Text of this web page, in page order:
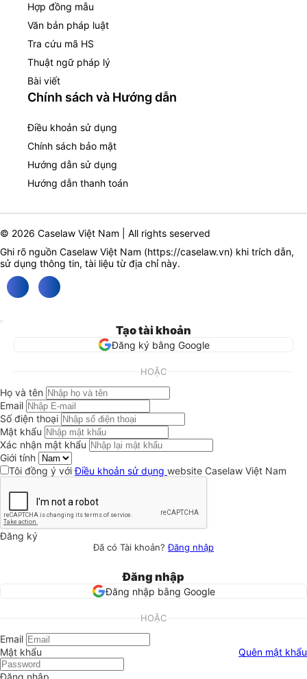
Hợp đồng mẫu
Văn bản pháp luật
Tra cứu mã HS
Thuật ngữ pháp lý
Bài viết
Chính sách và Hướng dẫn
Điều khoản sử dụng
Chính sách bảo mật
Hướng dẫn sử dụng
Hướng dẫn thanh toán
© 2026 Caselaw Việt Nam | All rights seserved
Ghi rõ nguồn Caselaw Việt Nam (https://caselaw.vn) khi trích dẫn,
sử dụng thông tin, tài liệu từ địa chỉ này.
Tạo tài khoản
Đăng ký bằng Google
HOẶC
Họ và tên
Email
Số điện thoại
Mật khẩu
Xác nhận mật khẩu
Giới tính
Tôi đồng ý vớiĐiều khoản sử dụng website Caselaw Việt Nam
Đăng ký
Đã có Tài khoản?Đăng nhập
Đăng nhập
Đăng nhập bằng Google
HOẶC
Email
Mật khẩu
Quên mật khẩu
Đăng nhập